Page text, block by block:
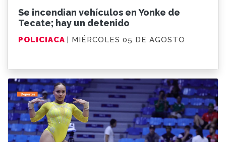
Se incendian vehículos en Yonke de
Tecate; hay un detenido
POLICIACA | MIÉRCOLES 05 DE AGOSTO